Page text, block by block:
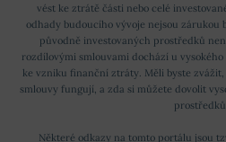
vést ke ztrátě části nebo celé
odhady budoucího vývoje nejsou zárukou
původně investovaných prostředků
rozdílovými smlouvami dochází u
ke vzniku finanční ztráty. Měli byste
smlouvy fungují, a zda si můžete dovolit
Některé odkazy na tomto portálu jsou